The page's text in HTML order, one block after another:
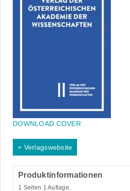
DOWNLOAD COVER
» Verlagswebsite
Produktinformationen
1 Seiten 1 Auflage,